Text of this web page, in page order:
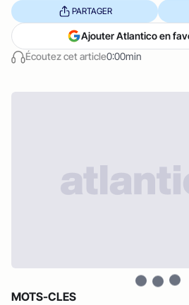
Écoutez cet article0:00min
PARTAGER
Ajouter Atlantico en
MOTS-CLES